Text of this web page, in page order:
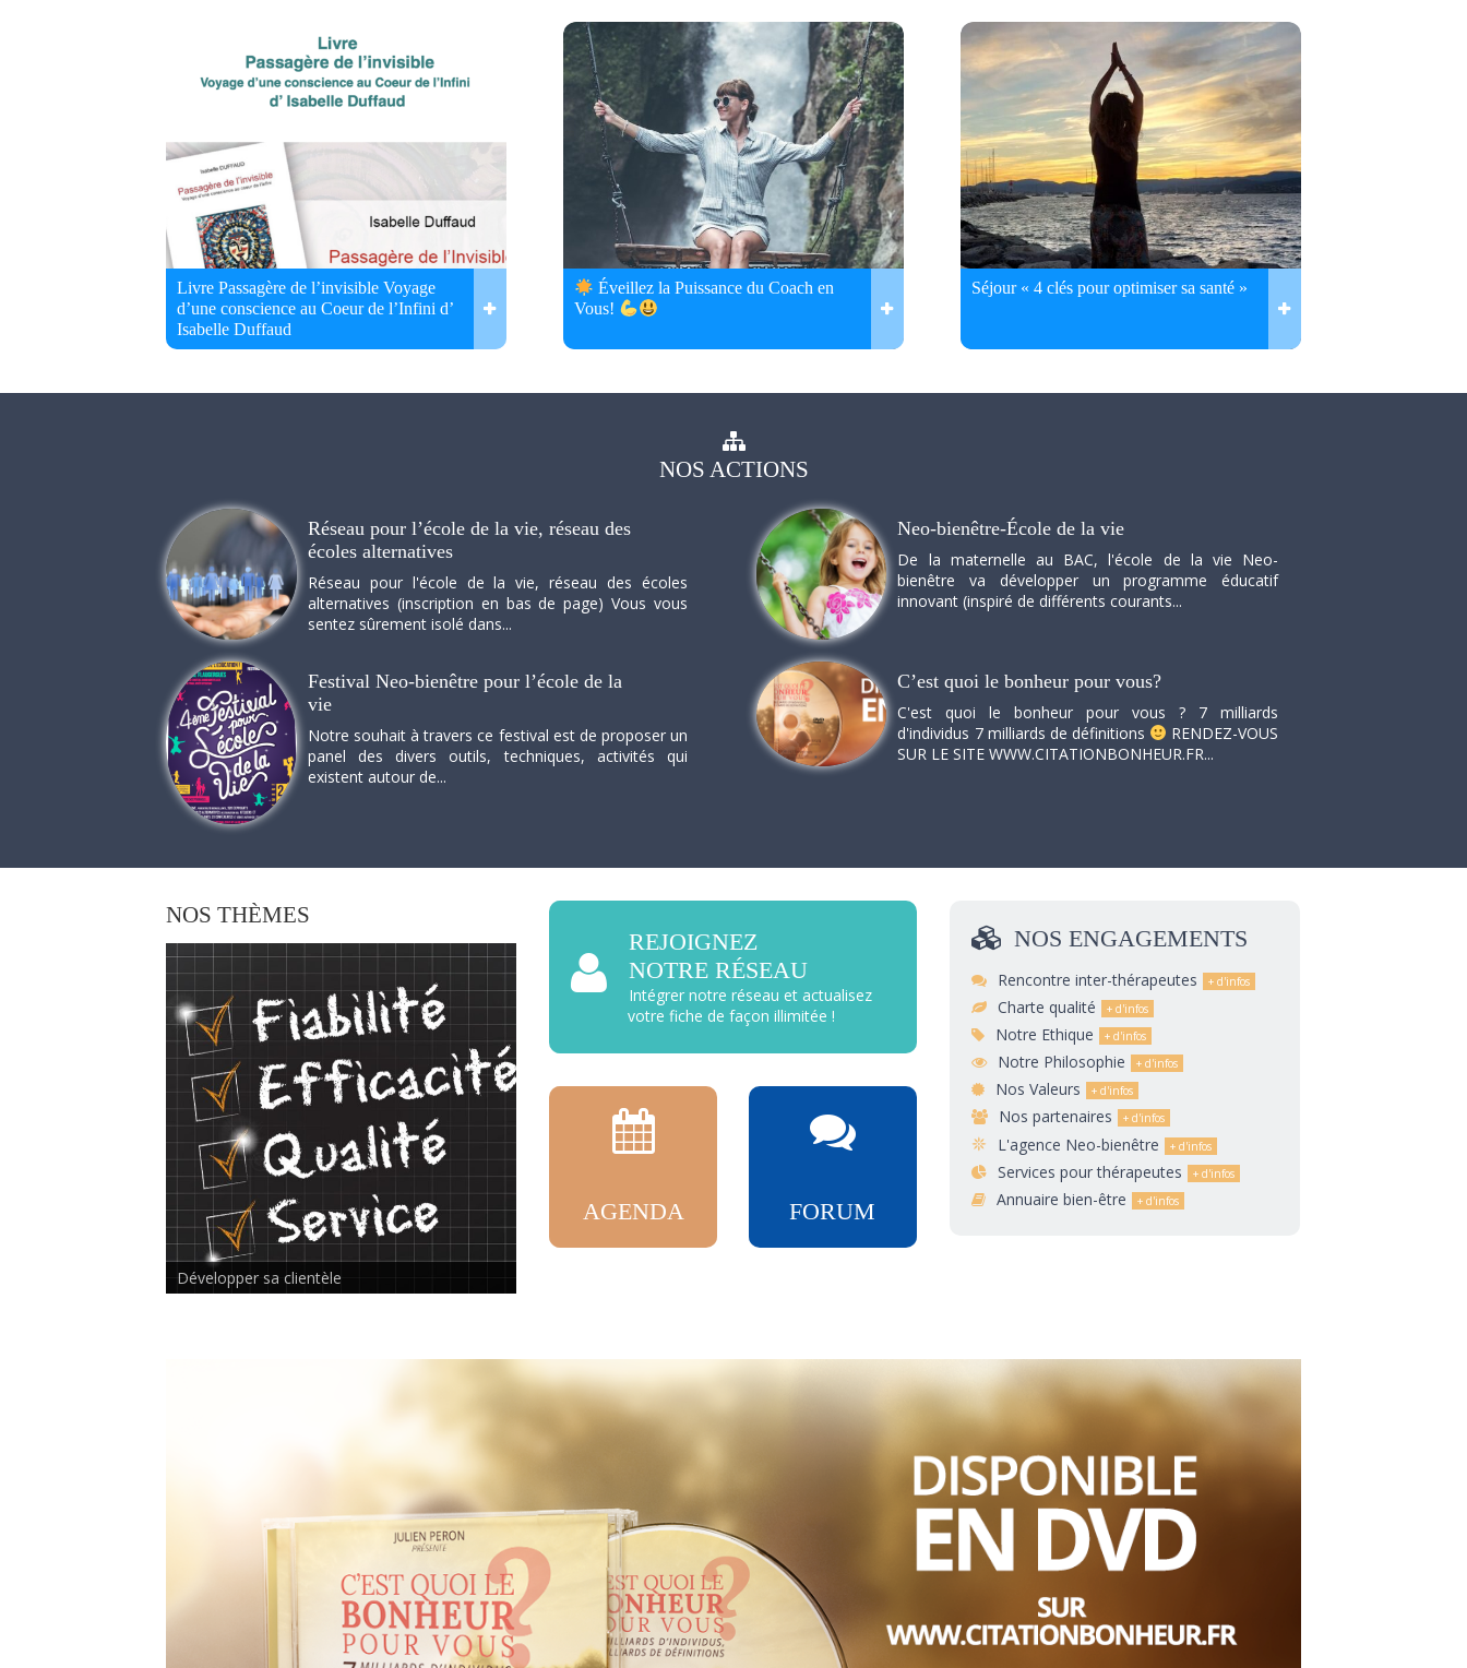
Livre Passagère de l’invisible Voyage
d’une conscience au Coeur de l’Infini d’
Isabelle Duffaud
Éveillez la Puissance du Coach en
Vous!
Séjour « 4 clés pour optimiser sa santé »
NOS ACTIONS
Réseau pour l’école de la vie, réseau des
écoles alternatives
Réseau pour l'école de la vie, réseau des écoles
alternatives (inscription en bas de page) Vous vous
sentez sûrement isolé dans...
Neo-bienêtre-École de la vie
De la maternelle au BAC, l'école de la vie Neo-
bienêtre va développer un programme éducatif
innovant (inspiré de différents courants...
Festival Neo-bienêtre pour l’école de la
vie
Notre souhait à travers ce festival est de proposer un
panel des divers outils, techniques, activités qui
existent autour de...
C’est quoi le bonheur pour vous?
C'est quoi le bonheur pour vous ? 7 milliards
d'individus 7 milliards de définitions
RENDEZ-VOUS
SUR LE SITE WWW.CITATIONBONHEUR.FR...
NOS THÈMES
Rencontre inter-thérapeutes
REJOIGNEZ
NOTRE RÉSEAU
Intégrer notre réseau et actualisez
votre fiche de façon illimitée !
AGENDA FORUM
NOS ENGAGEMENTS
Rencontre inter-thérapeutes
Charte qualité
Notre Ethique
Notre Philosophie
Nos Valeurs
Nos partenaires
L'agence Neo-bienêtre
Services pour thérapeutes
Annuaire bien-être